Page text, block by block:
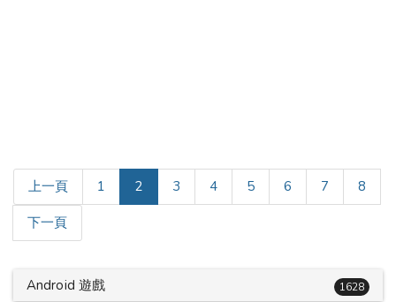
上一頁 1 2(current)
3 4 5 6 7 8
下一頁
Android 遊戲 1628